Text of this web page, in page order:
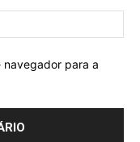
navegador para a